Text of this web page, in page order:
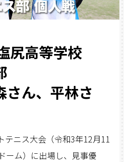
尻高等学校
さん、平林さ
テニス大会（令和3年12月11
ーム）に出場し、見事優